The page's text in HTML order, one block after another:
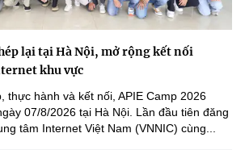
lại tại Hà Nội, mở rộng kết nối
khu vực
thực hành và kết nối, APIE Camp 2026
07/8/2026 tại Hà Nội. Lần đầu tiên đăng
tâm Internet Việt Nam (VNNIC) cùng...